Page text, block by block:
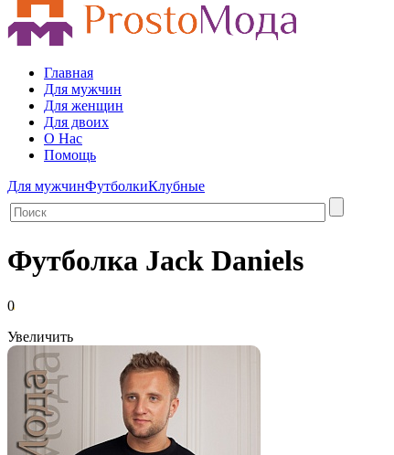
Главная
Для мужчин
Для женщин
Для двоих
О Нас
Помощь
Для мужчинФутболкиКлубные
Футболка Jack Daniels
0
Увеличить